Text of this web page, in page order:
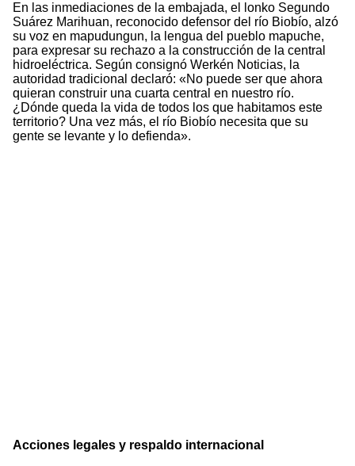
En las inmediaciones de la embajada, el lonko Segundo
Suárez Marihuan, reconocido defensor del río Biobío, alzó
su voz en mapudungun, la lengua del pueblo mapuche,
para expresar su rechazo a la construcción de la central
hidroeléctrica. Según consignó Werkén Noticias, la
autoridad tradicional declaró: «No puede ser que ahora
quieran construir una cuarta central en nuestro río.
¿Dónde queda la vida de todos los que habitamos este
territorio? Una vez más, el río Biobío necesita que su
gente se levante y lo defienda».
Acciones legales y respaldo internacional